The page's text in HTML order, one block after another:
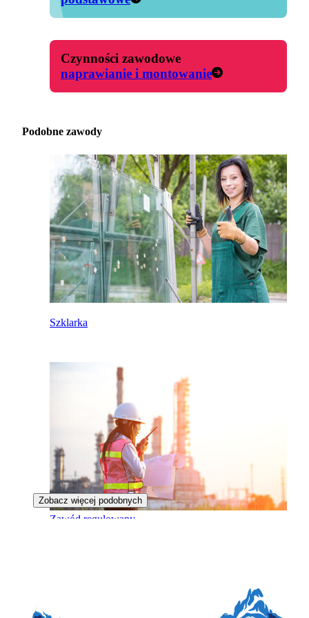
Czynności zawodowe
naprawianie i montowanie
Podobne zawody
Szklarka
Zawód regulowany
Zobacz więcej podobnych